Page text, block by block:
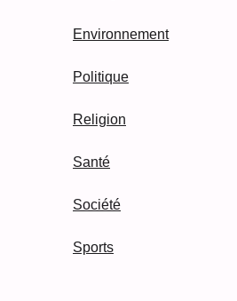
Environnement
Politique
Religion
Santé
Société
Sports